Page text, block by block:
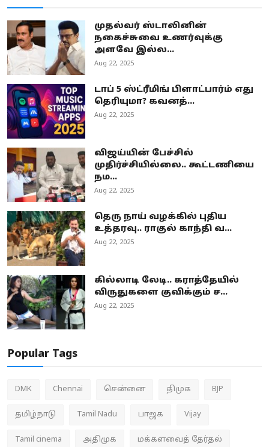
முதல்வர் ஸ்டாலினின்
நகைச்சுவை உணர்வுக்கு
அளவே இல்ல...
Aug 22, 2025
டாப் 5 ஸ்ட்ரீமிங் பிளாட்பார்ம் எது
தெரியுமா? கவனத்...
Aug 22, 2025
விஜய்யின் பேச்சில்
முதிர்ச்சியில்லை.. கூட்டணியை
நம...
Aug 22, 2025
தெரு நாய் வழக்கில் புதிய
உத்தரவு.. ராகுல் காந்தி வ...
Aug 22, 2025
கில்லாடி லேடி.. கராத்தேயில்
விருதுகளை குவிக்கும் ச...
Aug 22, 2025
Popular Tags
DMK Chennai சென்னை திமுக BJP
தமிழ்நாடு Tamil Nadu பாஜக Vijay
Tamil cinema அதிமுக மக்களவைத் தேர்தல்